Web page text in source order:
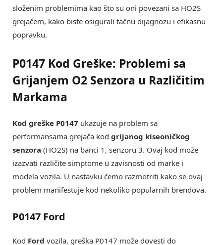
složenim problemima kao što su oni povezani sa HO2S
grejačem, kako biste osigurali tačnu dijagnozu i efikasnu
popravku.
P0147 Kod Greške: Problemi sa
Grijanjem O2 Senzora u Različitim
Markama
Kod greške P0147 ukazuje na problem sa
performansama grejača kod grijanog kiseoničkog
senzora (HO2S) na banci 1, senzoru 3. Ovaj kod može
izazvati različite simptome u zavisnosti od marke i
modela vozila. U nastavku ćemo razmotriti kako se ovaj
problem manifestuje kod nekoliko popularnih brendova.
P0147 Ford
Kod Ford vozila, greška P0147 može dovesti do